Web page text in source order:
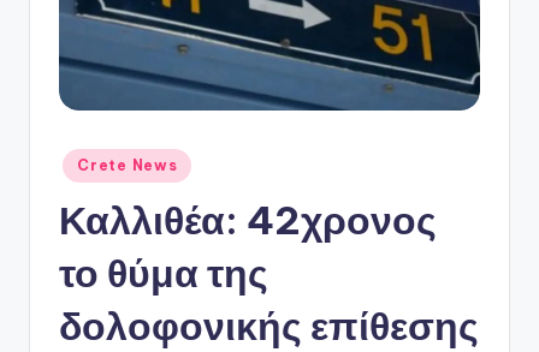
Αναρτήθηκε
σε
Crete News
Καλλιθέα: 42χρονος
το θύμα της
δολοφονικής επίθεσης